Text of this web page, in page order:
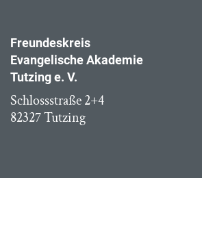
Freundeskreis
Evangelische Akademie
Tutzing e. V.
Schlossstraße 2+4
82327 Tutzing